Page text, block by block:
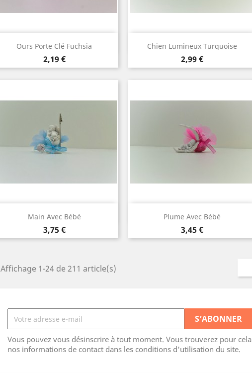
Ours Porte Clé Fuchsia
Prix
2,19 €
 Aperçu rapide Chien Lumineux Turquoise
Prix
2,99 €
 Aperçu rapide
Main Avec Bébé
Prix
3,75 €
Aperçu rapide Plume Avec Bébé
Prix
3,45 €
Aperçu rapide
Affichage 1-24 de 211 article(s)
Vous pouvez vous désinscrire à tout moment. Vous trouverez pour cela
nos informations de contact dans les conditions d'utilisation du site.